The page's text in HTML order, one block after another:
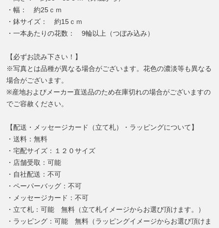
・幅： 約25ｃｍ
・鉢サイズ： 約15ｃｍ
・一本あたりの花数： 9輪以上（つぼみ込み）
【必ずお読み下さい！】
※写真とは品種が異なる場合がございます。花色の濃淡等も異なる
場合がございます。
※産地およびメーカー直送品のため在庫切れの場合がございますの
でご容赦ください。
【配送・メッセージカード（立て札）・ラッピングについて】
・送料：無料
・宅配サイズ：１２０サイズ
・店舗受取：可能
・自社配送：不可
・ペーパーバッグ：不可
・メッセージカード：不可
・立て札：可能 無料（立て札イメージからお選び頂けます。）
・ラッピング：可能 無料（ラッピングイメージからお選び頂けま